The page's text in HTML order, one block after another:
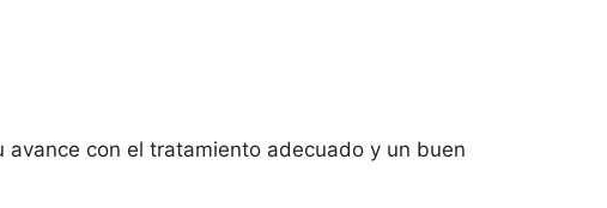
con el tratamiento adecuado y un buen